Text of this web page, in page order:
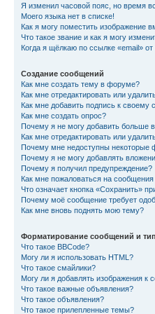
Я изменил часовой пояс, но время
Моего языка нет в списке!
Как я могу поместить изображение
Что такое звание и как я могу
Когда я щёлкаю по ссылке «email»
Создание сообщений
Как мне создать тему в форуме?
Как мне отредактировать или
Как мне добавить подпись к своему
Как мне создать опрос?
Почему я не могу добавить больше
Как мне отредактировать или
Почему мне недоступны некоторые
Почему я не могу добавлять
Почему я получил предупреждение?
Как мне пожаловаться на
Что означает кнопка «Сохранить»
Почему моё сообщение требует
Как мне вновь поднять мою тему?
Форматирование сообщений и
Что такое BBCode?
Могу ли я использовать HTML?
Что такое смайлики?
Могу ли я добавлять изображения к
Что такое важные объявления?
Что такое объявления?
Что такое прилепленные темы?